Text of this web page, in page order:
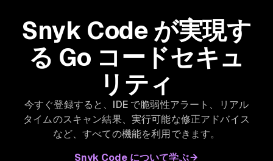
Snyk Code が実現す
る Go コードセキュ
リティ
今すぐ登録すると、IDE で脆弱性アラート、リアル
タイムのスキャン結果、実行可能な修正アドバイス
など、すべての機能を利用できます。
Snyk Code について学ぶ